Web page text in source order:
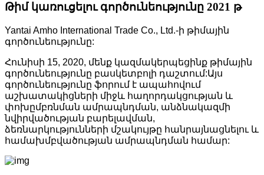
Թիմ կառուցելու գործունեությունը 2021 թ
Yantai Amho International Trade Co., Ltd.-ի թիմային
գործունեությունը:
Հունիսի 15, 2020, մենք կազմակերպեցինք թիմային
գործունեությունը բասկետբոլի դաշտում:Այս
գործունեությունը ֆորում է ապահովում
աշխատակիցների միջև հաղորդակցության և
փոխըմբռնման ամրապնդման, անձնակազմի
նվիրվածության բարելավման,
ձեռնարկությունների մշակույթը հանրայնացնելու և
համախմբվածության ամրապնդման համար: